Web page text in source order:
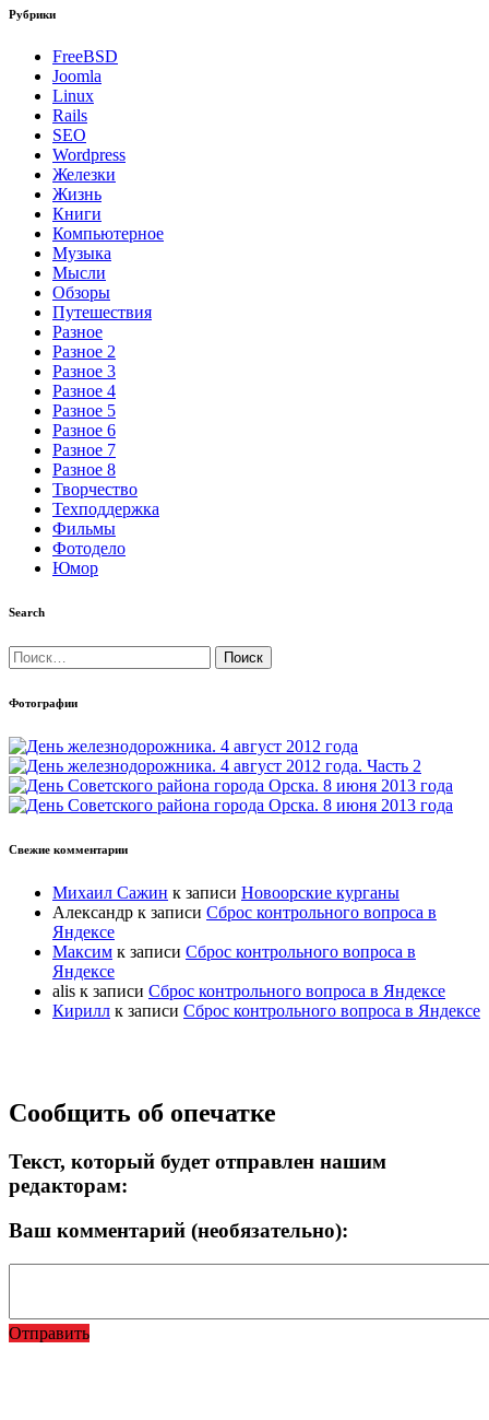
Рубрики
FreeBSD
Joomla
Linux
Rails
SEO
Wordpress
Железки
Жизнь
Книги
Компьютерное
Музыка
Мысли
Обзоры
Путешествия
Разное
Разное 2
Разное 3
Разное 4
Разное 5
Разное 6
Разное 7
Разное 8
Творчество
Техподдержка
Фильмы
Фотодело
Юмор
Search
Найти:
Фотографии
Свежие комментарии
Михаил Сажин к записи Новоорские курганы
Александр к записи Сброс контрольного вопроса в
Яндексе
Максим к записи Сброс контрольного вопроса в
Яндексе
alis к записи Сброс контрольного вопроса в Яндексе
Кирилл к записи Сброс контрольного вопроса в Яндексе
Прокрутка
вверх
Сообщить об опечатке
Текст, который будет отправлен нашим
редакторам:
Ваш комментарий (необязательно):
Отправить